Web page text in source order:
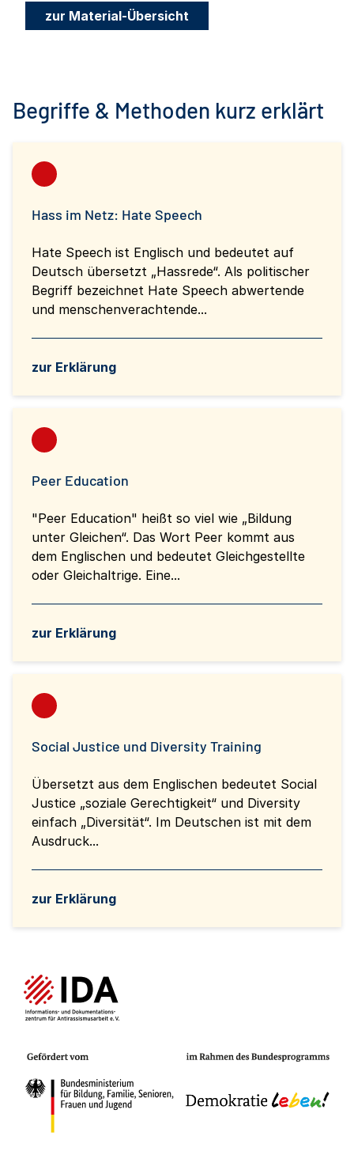
zur Material-Übersicht
Begriffe & Methoden kurz erklärt
Hass im Netz: Hate Speech
Hate Speech ist Englisch und bedeutet auf
Deutsch übersetzt „Hassrede“. Als politischer
Begriff bezeichnet Hate Speech abwertende
und menschenverachtende...
zur Erklärung
Peer Education
"Peer Education" heißt so viel wie „Bildung
unter Gleichen“. Das Wort Peer kommt aus
dem Englischen und bedeutet Gleichgestellte
oder Gleichaltrige. Eine...
zur Erklärung
Social Justice und Diversity Training
Übersetzt aus dem Englischen bedeutet Social
Justice „soziale Gerechtigkeit“ und Diversity
einfach „Diversität“. Im Deutschen ist mit dem
Ausdruck...
zur Erklärung